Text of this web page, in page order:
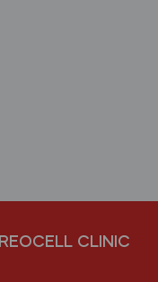
REOCELL CLINIC